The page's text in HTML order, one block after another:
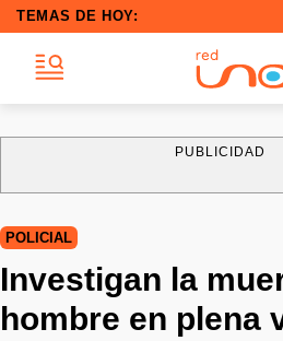
TEMAS DE HOY:
PUBLICIDAD
POLICIAL
Investigan la
hombre en plena